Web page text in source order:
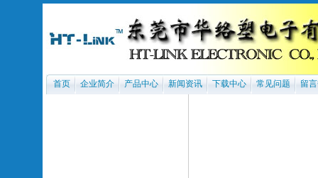
首页 企业简介 产品中心 新闻资讯 下载中心 常见问题 留